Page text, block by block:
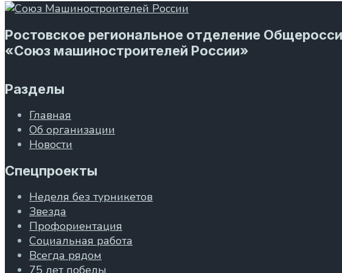
Ростовское региональное отделение
«Союз машиностроителей России»
Разделы
Главная
Об организации
Новости
Спецпроекты
Неделя без турникетов
Звезда
Профориентация
Социальная работа
Всегда рядом